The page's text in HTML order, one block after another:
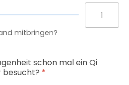
mitbringen?
schon mal ein Qi
besucht? *